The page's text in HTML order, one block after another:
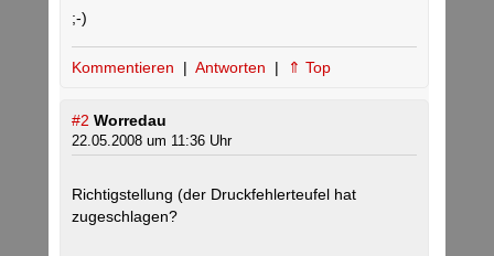
;-)
Kommentieren | Antworten | ⇑ Top
#2 Worredau
22.05.2008 um 11:36 Uhr
Richtigstellung (der Druckfehlerteufel hat
zugeschlagen?